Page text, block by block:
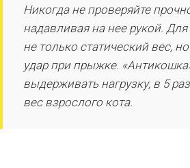
Никогда не проверяйте
надавливая на нее рукой.
не только статический вес,
удар при прыжке.
выдерживать нагрузку, в 5
вес взрослого кота.